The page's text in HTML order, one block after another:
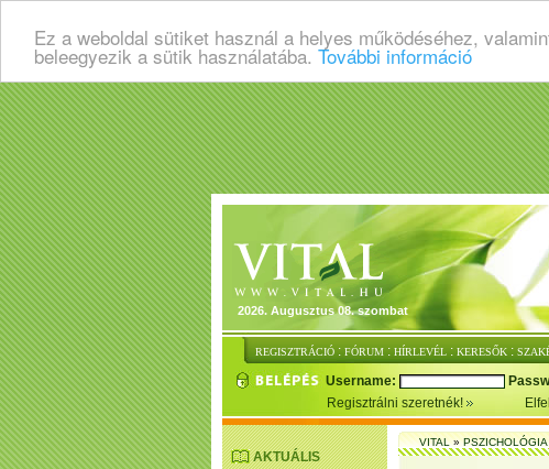
Ez a weboldal sütiket használ a helyes működéséhez,
beleegyezik a sütik használatába. További információ
2026. Augusztus 08. szombat
REGISZTRÁCIÓ : FÓRUM : HÍRLEVÉL : KERESŐK :
Username:
Regisztrálni szeretnék!
AKTUÁLIS
VITAL»PSZICHOLÓGIA